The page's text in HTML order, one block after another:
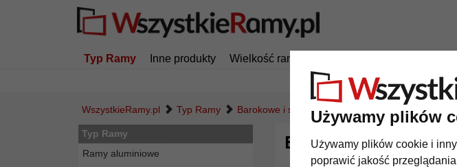
Używamy plików
Używamy plików cookie i
poprawić jakość
Typ Ramy Inne produkty Wielkość ramy
WszystkieRamy.pl Typ Ramy Barokowe i stylizowane ramy Barokowa rama
Typ Ramy
Ramy aluminiowe
Barokowa rama